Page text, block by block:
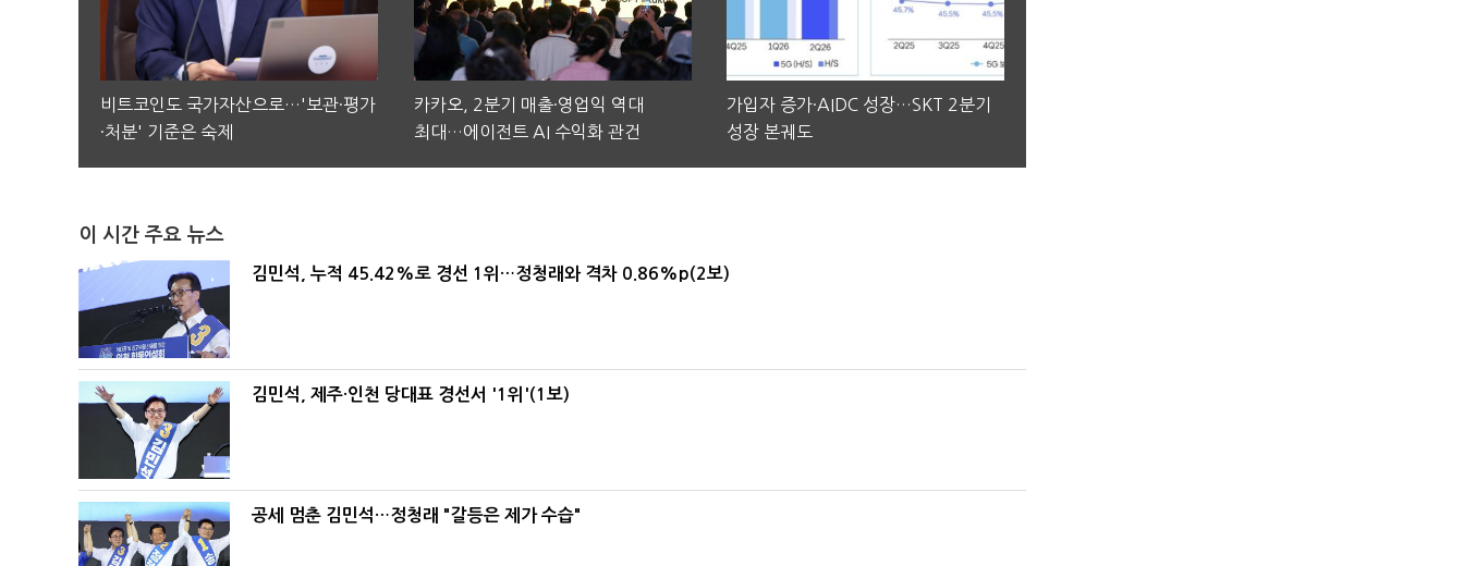
비트코인도 국가자산으로…'보관·평가
·처분' 기준은 숙제
카카오, 2분기 매출·영업익 역대
최대…에이전트 AI 수익화 관건
가입자 증가·AIDC 성장…SKT 2분기
성장 본궤도
이 시간 주요 뉴스
김민석, 누적 45.42%로 경선 1위…정청래와 격차 0.86%p(2보)
김민석, 제주·인천 당대표 경선서 '1위'(1보)
공세 멈춘 김민석…정청래 "갈등은 제가 수습"